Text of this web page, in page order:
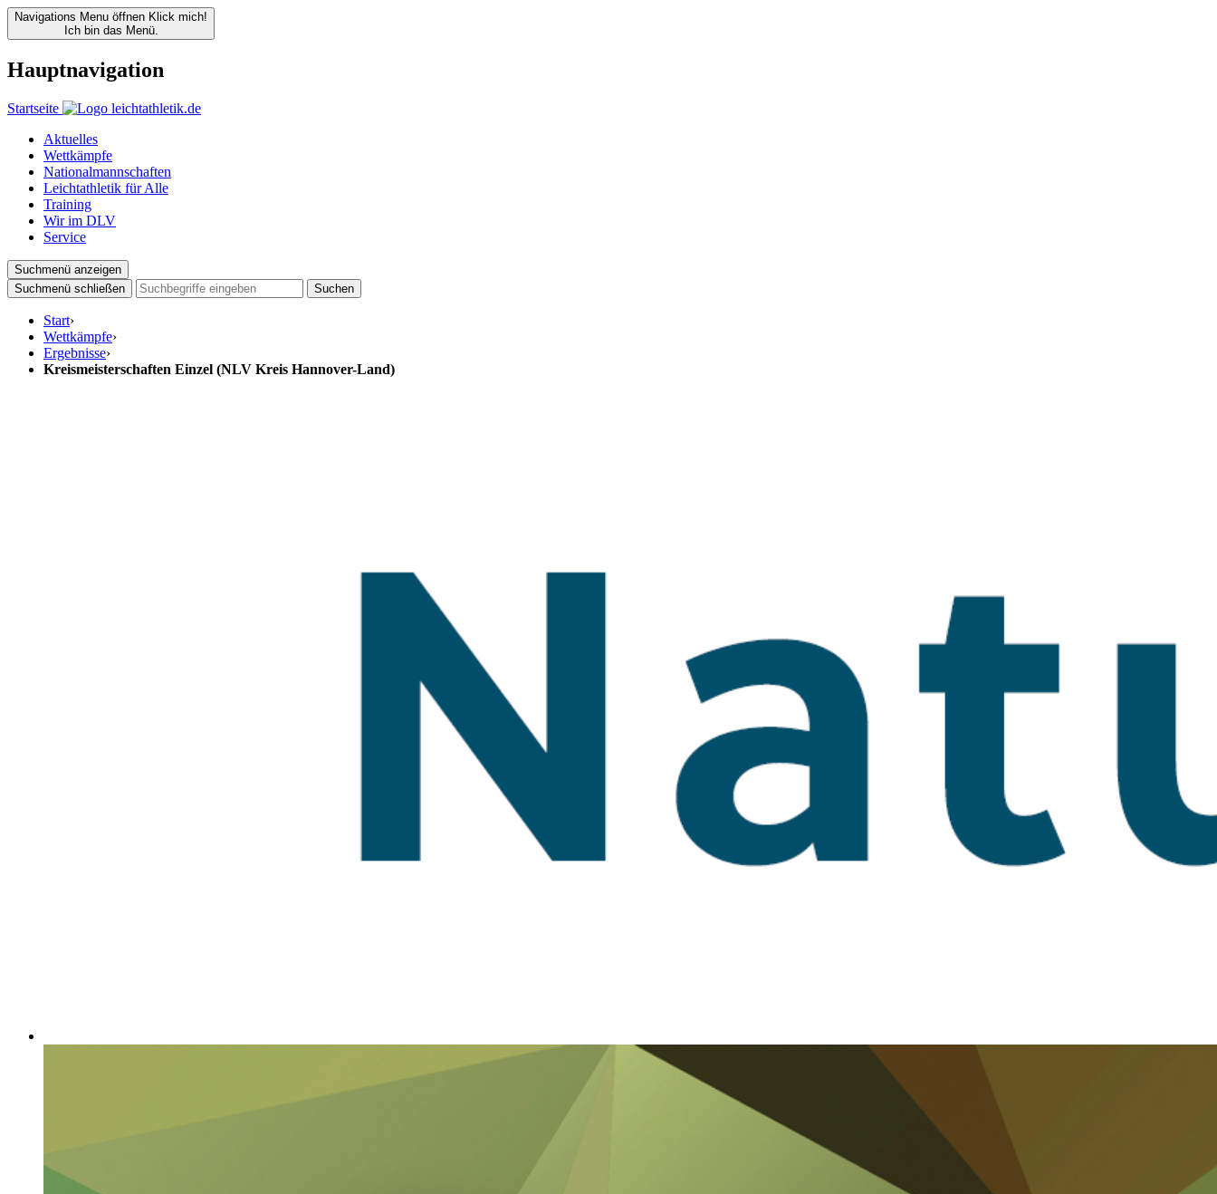
Navigations Menu öffnen Klick mich!
Ich bin das Menü.
Hauptnavigation
Startseite
Aktuelles
Wettkämpfe
Nationalmannschaften
Leichtathletik für Alle
Training
Wir im DLV
Service
Suchmenü anzeigen
Suchmenü schließen
Suchen
Start›
Wettkämpfe›
Ergebnisse›
Kreismeisterschaften Einzel (NLV Kreis Hannover-Land)